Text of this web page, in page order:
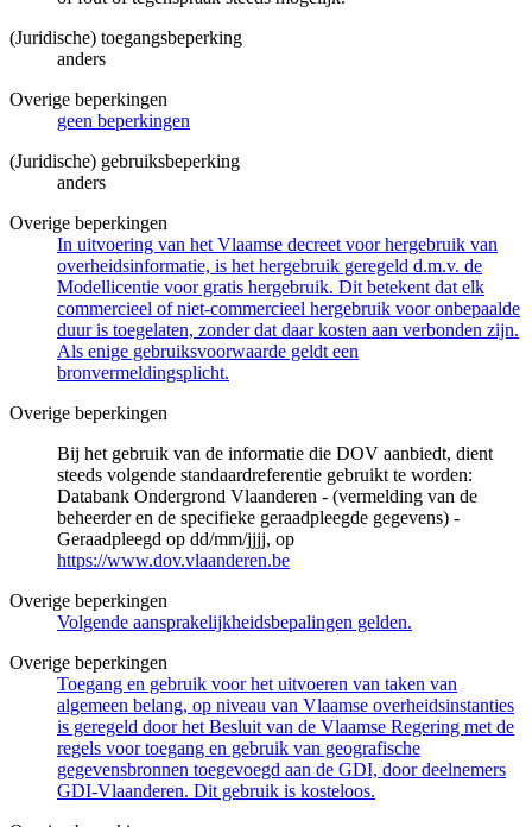
(Juridische) toegangsbeperking
anders
Overige beperkingen
geen beperkingen
(Juridische) gebruiksbeperking
anders
Overige beperkingen
In uitvoering van het Vlaamse decreet voor hergebruik van
overheidsinformatie, is het hergebruik geregeld d.m.v. de
Modellicentie voor gratis hergebruik. Dit betekent dat elk
commercieel of niet-commercieel hergebruik voor onbepaalde
duur is toegelaten, zonder dat daar kosten aan verbonden zijn.
Als enige gebruiksvoorwaarde geldt een
bronvermeldingsplicht.
Overige beperkingen
Bij het gebruik van de informatie die DOV aanbiedt, dient
steeds volgende standaardreferentie gebruikt te worden:
Databank Ondergrond Vlaanderen - (vermelding van de
beheerder en de specifieke geraadpleegde gegevens) -
Geraadpleegd op dd/mm/jjjj, op
https://www.dov.vlaanderen.be
Overige beperkingen
Volgende aansprakelijkheidsbepalingen gelden.
Overige beperkingen
Toegang en gebruik voor het uitvoeren van taken van
algemeen belang, op niveau van Vlaamse overheidsinstanties
is geregeld door het Besluit van de Vlaamse Regering met de
regels voor toegang en gebruik van geografische
gegevensbronnen toegevoegd aan de GDI, door deelnemers
GDI-Vlaanderen. Dit gebruik is kosteloos.